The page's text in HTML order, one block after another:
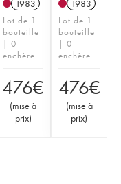
1983
Lot de 1
bouteille
| 0
enchère
476€
(mise à
prix)
1983
Lot de 1
bouteille
| 0
enchère
476€
(mise à
prix)